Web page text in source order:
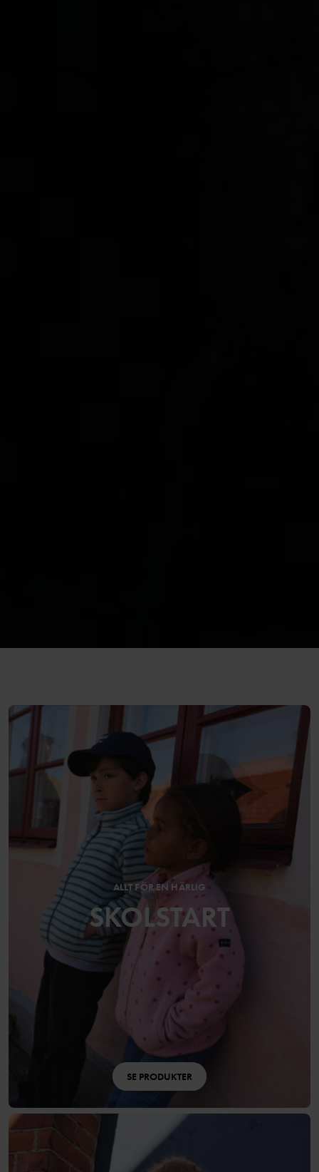
ALLT FÖR EN HÄRLIG
SKOLSTART
SE PRODUKTER